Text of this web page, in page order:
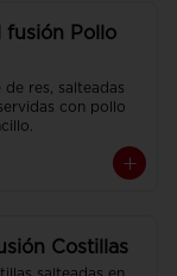
fusión Pollo
de res, salteadas
con pollo
Costillas